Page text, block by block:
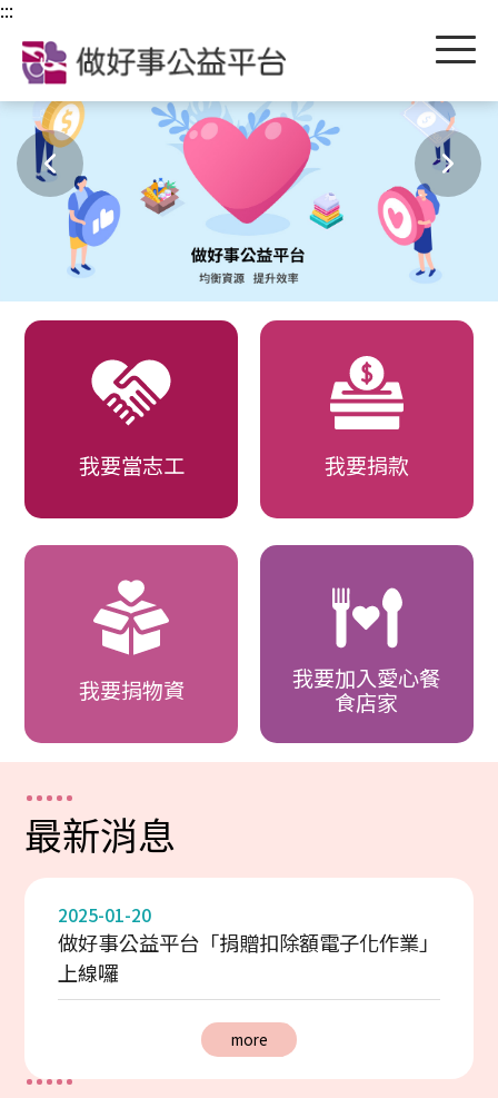
跳到主要內容區塊
:::
我要當志工 我要捐款
我要捐物資 我要加入愛心餐
食店家
最新消息
2025-01-20
做好事公益平台「捐贈扣除額電子化作業」
上線囉
more